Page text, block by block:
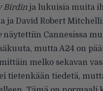
Birdinja lukuisia muita
ja David Robert
näytettiin Cannesissa
mutta A24 on
melko sekavan
tietenkään tiedetä,